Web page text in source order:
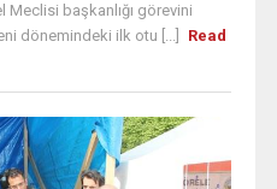
Meclisi başkanlığı görevini
dönemindeki ilk otu [...]
Read